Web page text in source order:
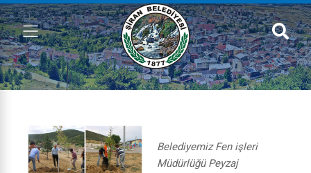
Belediyemiz Fen işleri
Müdürlüğü Peyzaj